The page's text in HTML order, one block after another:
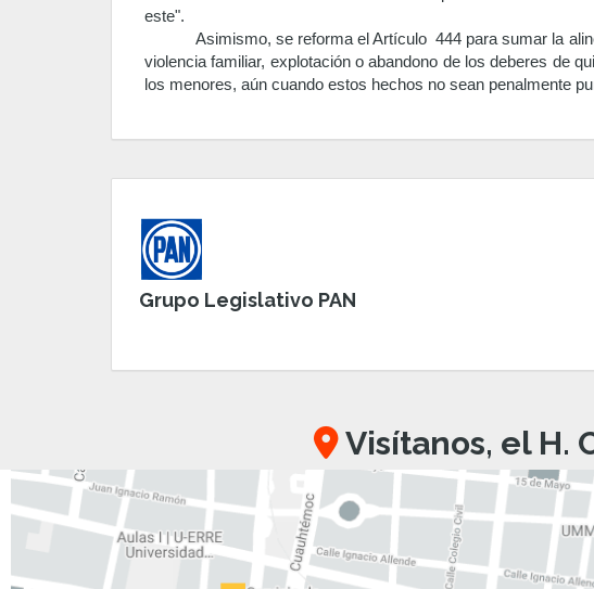
este".
Asimismo, se reforma el Artículo 444 para sumar la
violencia familiar, explotación o abandono de los deberes de
los menores, aún cuando estos hechos no sean penalmente
Grupo Legislativo PAN
Visítanos, el H.